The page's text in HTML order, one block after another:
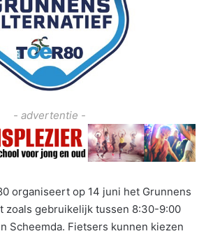
- advertentie -
organiseert op 14 juni het Grunnens
zoals gebruikelijk tussen 8:30-9:00
Scheemda. Fietsers kunnen kiezen